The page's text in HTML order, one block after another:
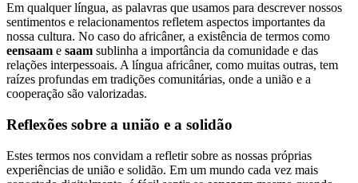
Em qualquer língua, as palavras que usamos para descrever nossos
sentimentos e relacionamentos refletem aspectos importantes da
nossa cultura. No caso do africâner, a existência de termos como
eensaam e saam sublinha a importância da comunidade e das
relações interpessoais. A língua africâner, como muitas outras, tem
raízes profundas em tradições comunitárias, onde a união e a
cooperação são valorizadas.
Reflexões sobre a união e a solidão
Estes termos nos convidam a refletir sobre as nossas próprias
experiências de união e solidão. Em um mundo cada vez mais